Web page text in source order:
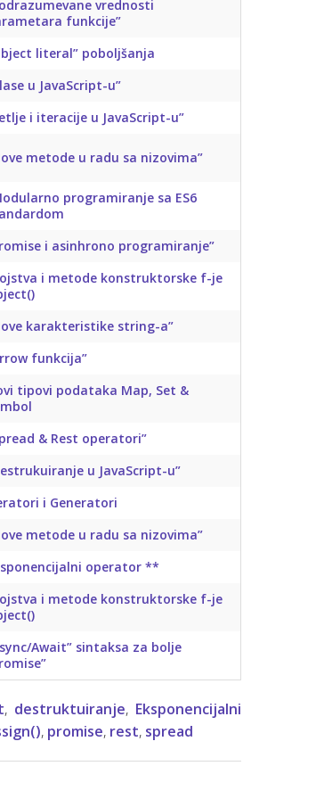
vrednosti
funkcije”
literal” poboljšanja
u JavaScript-u”
i iteracije u JavaScript-u”
metode u radu sa nizovima”
programiranje sa ES6
i asinhrono programiranje”
i metode konstruktorske f-je
karakteristike string-a”
funkcija”
tipovi podataka Map, Set &
& Rest operatori”
u JavaScript-u”
i Generatori
metode u radu sa nizovima”
operator **
i metode konstruktorske f-je
Await” sintaksa za bolje
, destruktuiranje, Eksponencijalni
, promise, rest, spread